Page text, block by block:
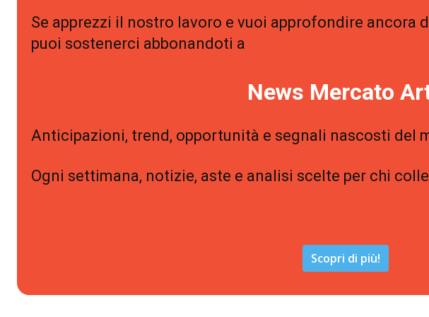
Se apprezzi il nostro lavoro e vuoi approfondire ancora
puoi sostenerci abbonandoti a
News Mercato
Anticipazioni, trend, opportunità e segnali nascosti del
Ogni settimana, notizie, aste e analisi scelte per chi
Scopri di più!